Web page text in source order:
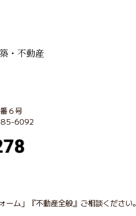
・不動産
６号
6092
ム」『不動産全般』ご相談ください。